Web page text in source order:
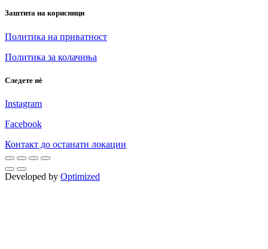
Заштита на корисници
Политика на приватност
Политика за колачиња
Следете нè
Instagram
Facebook
Контакт до останати локации
Developed by Optimized